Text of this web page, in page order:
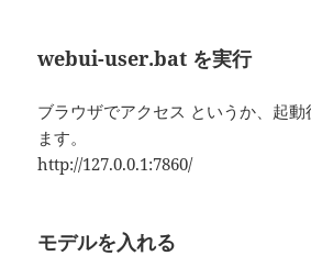
webui-user.bat を実行
ブラウザでアクセス というか、起
ます。
http://127.0.0.1:7860/
モデルを入れる